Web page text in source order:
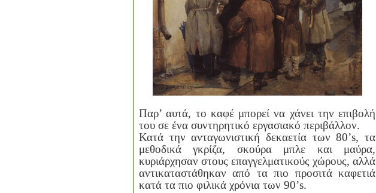
Παρ’ αυτά, το καφέ μπορεί να χάνει την επιβολή
του σε ένα συντηρητικό εργασιακό περιβάλλον.
Κατά την ανταγωνιστική δεκαετία των 80’s, τα
μεθοδικά γκρίζα, σκούρα μπλε και μαύρα,
κυριάρχησαν στους επαγγελματικούς χώρους, αλλά
αντικαταστάθηκαν από τα πιο προσιτά καφετιά
κατά τα πιο φιλικά χρόνια των 90’s.